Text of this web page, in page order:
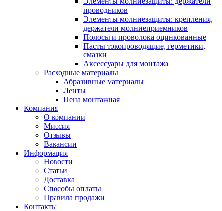
проводников
Элементы молниезащиты: крепления,
держатели молниеприемников
Полосы и проволока оцинкованные
Пасты токопроводящие, герметики,
смазки
Аксессуары для монтажа
Расходные материалы
Абразивные материалы
Ленты
Пена монтажная
Компания
О компании
Миссия
Отзывы
Вакансии
Информация
Новости
Статьи
Доставка
Способы оплаты
Правила продажи
Контакты